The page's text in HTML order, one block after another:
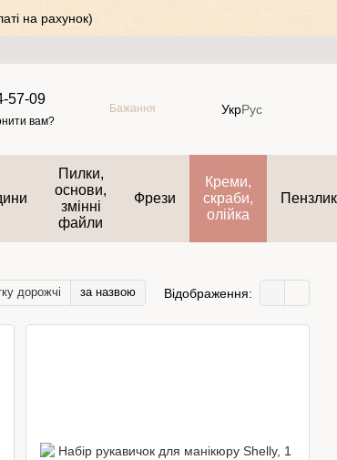
на рахунок)
57-09
вам?
Бажання УкрРус
Пилки,
основи,
змінні
файли
Фрези
Креми,
скраби,
олійка
дорожчі за назвою Відображення: